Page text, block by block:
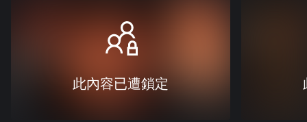
此內容已遭鎖定